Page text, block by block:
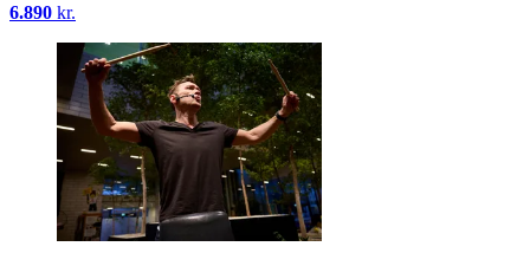
6.890 kr.